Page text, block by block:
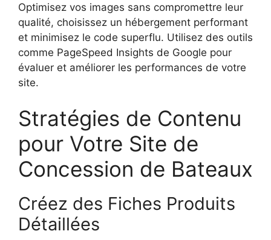
Optimisez vos images sans compromettre leur
qualité, choisissez un hébergement performant
et minimisez le code superflu. Utilisez des outils
comme PageSpeed Insights de Google pour
évaluer et améliorer les performances de votre
site.
Stratégies de Contenu
pour Votre Site de
Concession de Bateaux
Créez des Fiches Produits
Détaillées